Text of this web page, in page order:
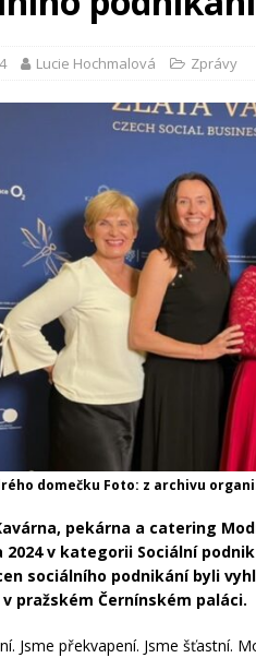
Lucie Hochmalová Zprávy
domečku Foto: z archivu
Kavárna, pekárna a catering
2024 v kategorii Sociální
sociálního podnikání byli
pražském Černínském paláci.
Jsme překvapení. Jsme šťastní.